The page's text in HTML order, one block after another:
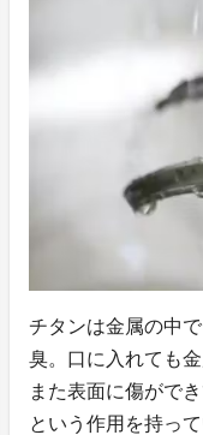
チタンは金属の中
臭。口に入れても
また表面に傷がで
という作用を持って